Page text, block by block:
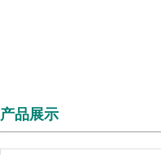
产品展示